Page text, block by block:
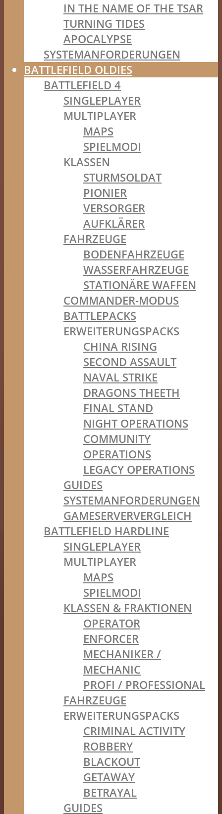
IN THE NAME OF THE TSAR
TURNING TIDES
APOCALYPSE
SYSTEMANFORDERUNGEN
BATTLEFIELD OLDIES
BATTLEFIELD 4
SINGLEPLAYER
MULTIPLAYER
MAPS
SPIELMODI
KLASSEN
STURMSOLDAT
PIONIER
VERSORGER
AUFKLÄRER
FAHRZEUGE
BODENFAHRZEUGE
WASSERFAHRZEUGE
STATIONÄRE WAFFEN
COMMANDER-MODUS
BATTLEPACKS
ERWEITERUNGSPACKS
CHINA RISING
SECOND ASSAULT
NAVAL STRIKE
DRAGONS THEETH
FINAL STAND
NIGHT OPERATIONS
COMMUNITY
OPERATIONS
LEGACY OPERATIONS
GUIDES
SYSTEMANFORDERUNGEN
GAMESERVERVERGLEICH
BATTLEFIELD HARDLINE
SINGLEPLAYER
MULTIPLAYER
MAPS
SPIELMODI
KLASSEN & FRAKTIONEN
OPERATOR
ENFORCER
MECHANIKER /
MECHANIC
PROFI / PROFESSIONAL
FAHRZEUGE
ERWEITERUNGSPACKS
CRIMINAL ACTIVITY
ROBBERY
BLACKOUT
GETAWAY
BETRAYAL
GUIDES